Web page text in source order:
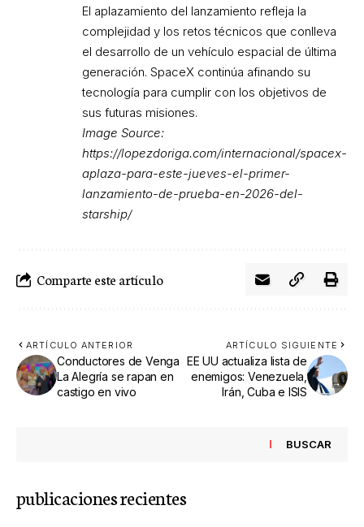
El aplazamiento del lanzamiento refleja la
complejidad y los retos técnicos que conlleva
el desarrollo de un vehículo espacial de última
generación. SpaceX continúa afinando su
tecnología para cumplir con los objetivos de
sus futuras misiones.
Image Source:
https://lopezdoriga.com/internacional/spacex-
aplaza-para-este-jueves-el-primer-
lanzamiento-de-prueba-en-2026-del-
starship/
Comparte este artículo
ARTÍCULO ANTERIOR
Conductores de Venga
La Alegría se rapan en
castigo en vivo
ARTÍCULO SIGUIENTE
EE UU actualiza lista de
enemigos: Venezuela,
Irán, Cuba e ISIS
BUSCAR
publicaciones recientes